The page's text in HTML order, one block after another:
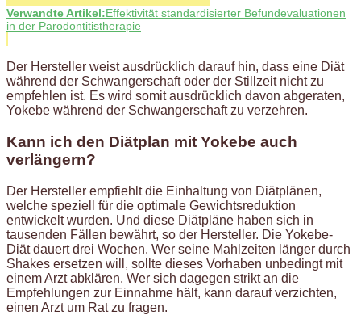
Verwandte Artikel:Effektivität standardisierter Befundevaluationen
in der Parodontitistherapie
Der Hersteller weist ausdrücklich darauf hin, dass eine Diät
während der Schwangerschaft oder der Stillzeit nicht zu
empfehlen ist. Es wird somit ausdrücklich davon abgeraten,
Yokebe während der Schwangerschaft zu verzehren.
Kann ich den Diätplan mit Yokebe auch
verlängern?
Der Hersteller empfiehlt die Einhaltung von Diätplänen,
welche speziell für die optimale Gewichtsreduktion
entwickelt wurden. Und diese Diätpläne haben sich in
tausenden Fällen bewährt, so der Hersteller. Die Yokebe-
Diät dauert drei Wochen. Wer seine Mahlzeiten länger durch
Shakes ersetzen will, sollte dieses Vorhaben unbedingt mit
einem Arzt abklären. Wer sich dagegen strikt an die
Empfehlungen zur Einnahme hält, kann darauf verzichten,
einen Arzt um Rat zu fragen.